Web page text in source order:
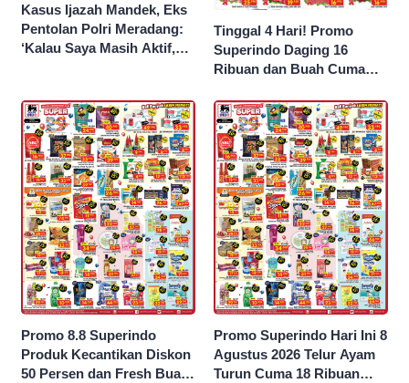
Kasus Ijazah Mandek, Eks
Pentolan Polri Meradang:
‘Kalau Saya Masih Aktif,
Tinggal 4 Hari! Promo
Superindo Daging 16
Ribuan dan Buah Cuma
Promo 8.8 Superindo
Produk Kecantikan Diskon
50 Persen dan Fresh Buah
Promo Superindo Hari Ini 8
Agustus 2026 Telur Ayam
Turun Cuma 18 Ribuan